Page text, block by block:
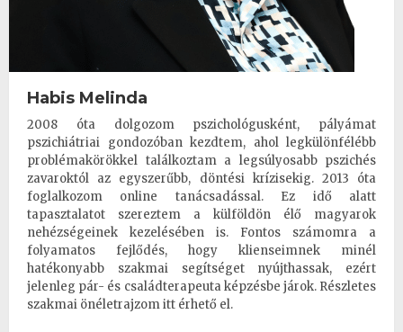
Habis Melinda
2008 óta dolgozom pszichológusként, pályámat
pszichiátriai gondozóban kezdtem, ahol legkülönfélébb
problémakörökkel találkoztam a legsúlyosabb pszichés
zavaroktól az egyszerűbb, döntési krízisekig. 2013 óta
foglalkozom online tanácsadással. Ez idő alatt
tapasztalatot szereztem a külföldön élő magyarok
nehézségeinek kezelésében is. Fontos számomra a
folyamatos fejlődés, hogy klienseimnek minél
hatékonyabb szakmai segítséget nyújthassak, ezért
jelenleg pár- és családterapeuta képzésbe járok. Részletes
szakmai önéletrajzom itt érhető el.